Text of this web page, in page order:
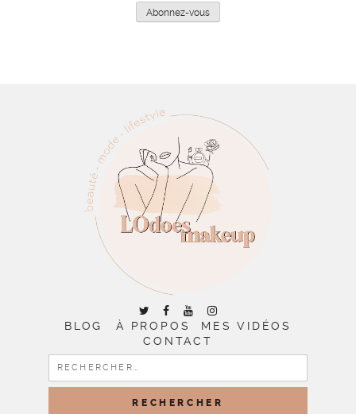
Abonnez-vous
BLOG À PROPOS
MES VIDÉOS
CONTACT
RECHERCHER :